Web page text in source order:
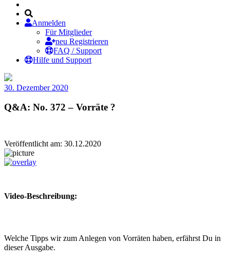
Anmelden
Für Mitglieder
neu Registrieren
FAQ / Support
Hilfe und Support
30. Dezember 2020
Q&A: No. 372 – Vorräte ?
Veröffentlicht am: 30.12.2020
Video-Beschreibung:
Welche Tipps wir zum Anlegen von Vorräten haben, erfährst Du in
dieser Ausgabe.